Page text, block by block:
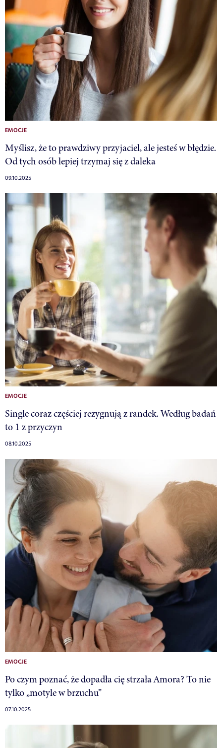
EMOCJE
Myślisz, że to prawdziwy przyjaciel, ale jesteś w błędzie.
Od tych osób lepiej trzymaj się z daleka
09.10.2025
EMOCJE
Single coraz częściej rezygnują z randek. Według badań
to 1 z przyczyn
08.10.2025
EMOCJE
Po czym poznać, że dopadła cię strzała Amora? To nie
tylko „motyle w brzuchu”
07.10.2025